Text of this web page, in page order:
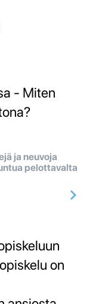
- Miten
ja neuvoja
pelottavalta
on